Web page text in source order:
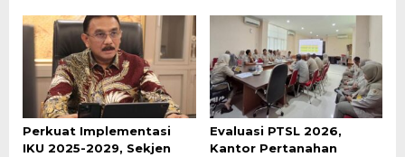
Perkuat Implementasi
IKU 2025-2029, Sekjen
Evaluasi PTSL 2026,
Kantor Pertanahan